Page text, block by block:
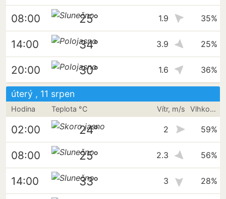
08:00 25° 1.9 35%
14:00 34° 3.9 25%
20:00 30° 1.6 36%
úterý , 11 srpen
Hodina Teplota °C Vítr, m/s Vlhkost vzduchu
02:00 24° 2 59%
08:00 25° 2.3 56%
14:00 33° 3 28%